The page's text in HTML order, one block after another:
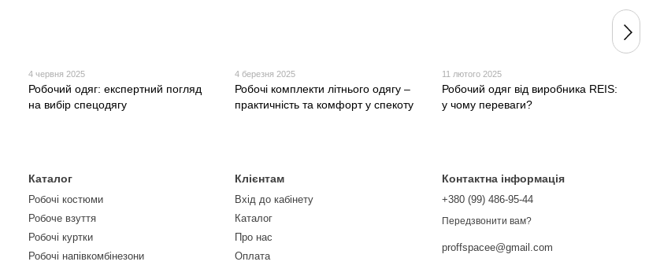
4 червня 2025
Робочий одяг: експертний погляд
на вибір спецодягу
4 березня 2025
Робочі комплекти літнього одягу –
практичність та комфорт у спекоту
11 лютого 2025
Робочий одяг від виробника REIS:
у чому переваги?
Каталог
Робочі костюми
Робоче взуття
Робочі куртки
Робочі напівкомбінезони
Клієнтам
Вхід до кабінету
Каталог
Про нас
Оплата
Контактна інформація
+380 (99) 486-95-44
Передзвонити вам?
proffspacee@gmail.com